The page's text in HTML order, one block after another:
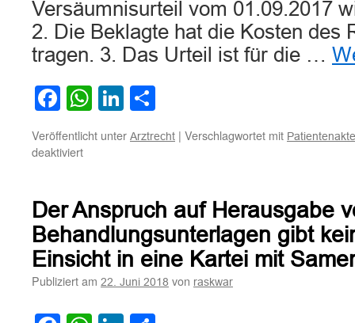
wegen
Hygienemängeln
bei
Versäumnisurteil vom 01.09.2017
2. Die Beklagte hat die Kosten des
tragen. 3. Das Urteil ist für die …
Facebook
WhatsApp
LinkedIn
Veröffentlicht unter Arztrecht | Verschlagwortet mit
deaktiviertfür
Einsicht
in
die
Pflegeunterlagen
Der Anspruch auf Herausgabe
Behandlungsunterlagen gibt
Einsicht in eine Kartei mit
Publiziert am 22. Juni 2018 von raskwar